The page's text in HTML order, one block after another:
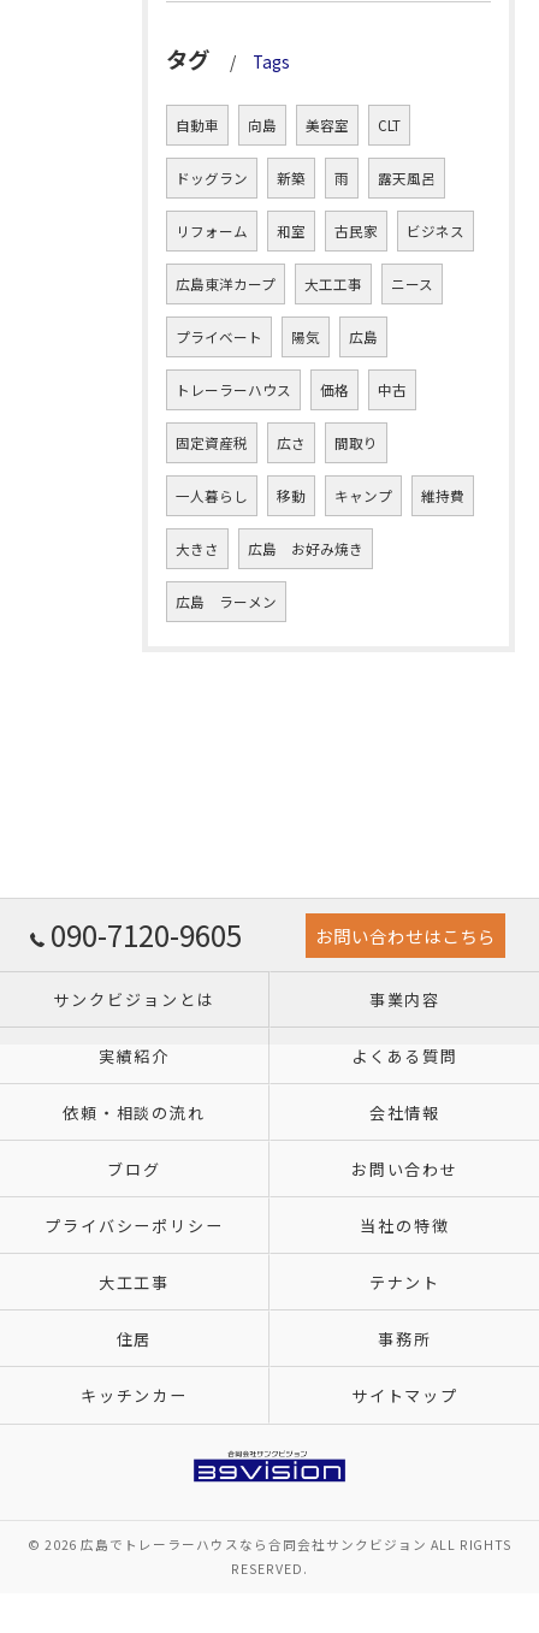
タグ Tags
自動車 向島 美容室 CLT
ドッグラン 新築 雨 露天風呂
リフォーム 和室 古民家 ビジネス
広島東洋カープ 大工工事 ニース
プライベート 陽気 広島
トレーラーハウス 価格 中古
固定資産税 広さ 間取り
一人暮らし 移動 キャンプ 維持費
大きさ 広島 お好み焼き
広島 ラーメン
090-7120-9605 お問い合わせはこちら
サンクビジョンとは 事業内容
実績紹介 よくある質問
依頼・相談の流れ 会社情報
ブログ お問い合わせ
プライバシーポリシー 当社の特徴
大工工事 テナント
住居 事務所
キッチンカー サイトマップ
© 2026 広島でトレーラーハウスなら合同会社サンクビジョン ALL RIGHTS
RESERVED.